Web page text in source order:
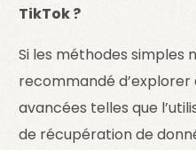
TikTok ?
Si les méthodes simples
recommandé d’explorer
avancées telles que
de récupération de